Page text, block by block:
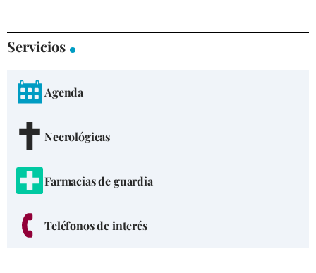
Servicios
Agenda
Necrológicas
Farmacias de guardia
Teléfonos de interés